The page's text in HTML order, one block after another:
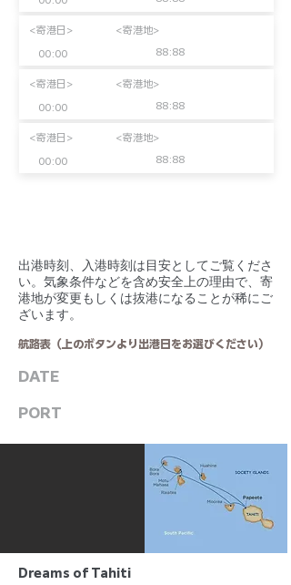
<寄港日>
00:00 88:88
<寄港地>
<寄港日>
00:00 88:88
<寄港地>
<寄港日>
00:00 88:88
<寄港地>
​出港時刻、入港時刻は目安としてご覧くださ
い。気象条件などを含め安全上の理由で、寄
港地が変更もしくは抜港になることが稀にご
ざいます。
航路表（上のボタンより出港日をお選びください）
DATE
PORT
Dreams of Tahiti